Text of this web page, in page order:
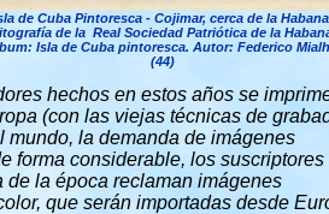
de Cuba Pintoresca - Cojimar, cerca de la
de la Real Sociedad Patriótica de la
Isla de Cuba pintoresca. Autor: Federico
(44)
hechos en estos años se
(con las viejas técnicas de
mundo, la demanda de imágenes
forma considerable, los suscriptores
de la época reclaman imágenes
que serán importadas desde